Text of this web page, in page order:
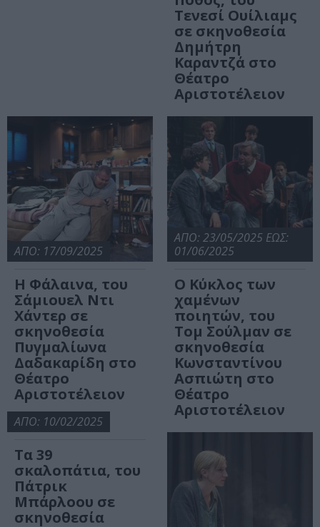
Τενεσί Ουίλιαμς
σε σκηνοθεσία
Δημήτρη
Καραντζά στο
Θέατρο
Αριστοτέλειον
ΑΠΟ: 17/09/2025
Η Φάλαινα, του
Σάμιουελ Ντι
Χάντερ σε
σκηνοθεσία
Πυγμαλίωνα
Δαδακαρίδη στο
Θέατρο
Αριστοτέλειον
ΑΠΟ: 23/05/2025 ΕΩΣ:
01/06/2025
Ο Κύκλος των
χαμένων
ποιητών, του
Τομ Σούλμαν σε
σκηνοθεσία
Κωνσταντίνου
Ασπιώτη στο
Θέατρο
Αριστοτέλειον
ΑΠΟ: 10/02/2025
Τα 39
σκαλοπάτια, του
Πάτρικ
Μπάρλοου σε
σκηνοθεσία